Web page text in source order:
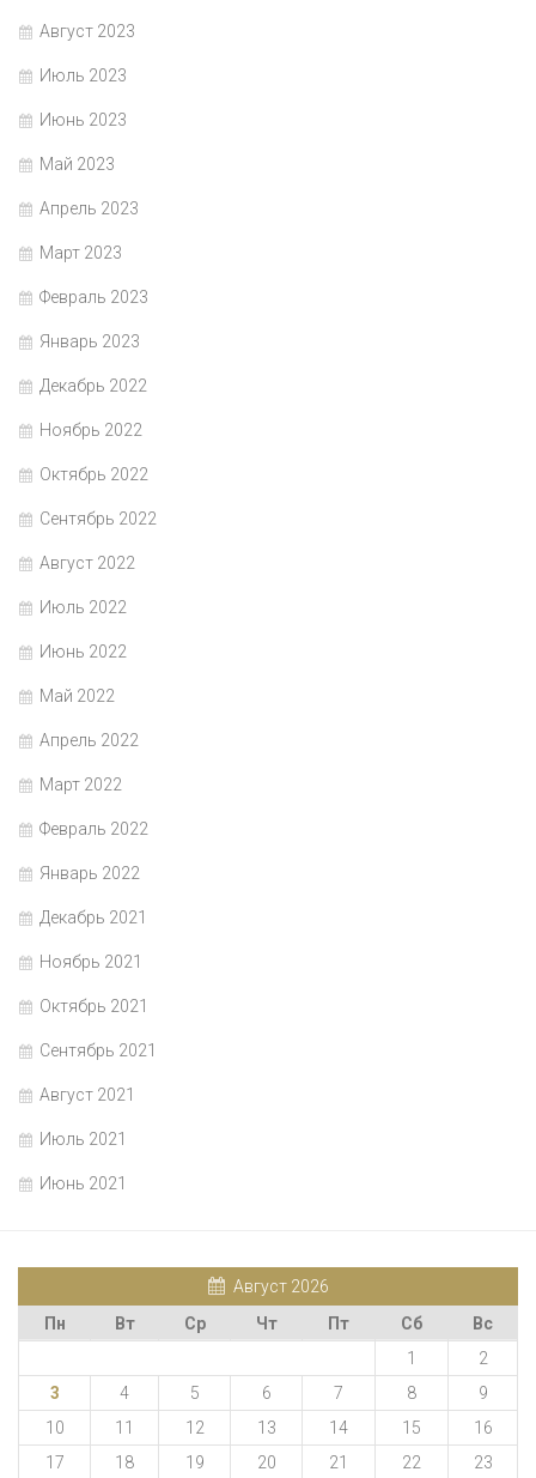
Август 2023
Июль 2023
Июнь 2023
Май 2023
Апрель 2023
Март 2023
Февраль 2023
Январь 2023
Декабрь 2022
Ноябрь 2022
Октябрь 2022
Сентябрь 2022
Август 2022
Июль 2022
Июнь 2022
Май 2022
Апрель 2022
Март 2022
Февраль 2022
Январь 2022
Декабрь 2021
Ноябрь 2021
Октябрь 2021
Сентябрь 2021
Август 2021
Июль 2021
Июнь 2021
Август 2026
Пн
Вт Ср Чт Пт Сб
Вс
1
2
3
4 5 6 7 8
9
10
11 12 13 14 15
16
17
18 19 20 21 22
23